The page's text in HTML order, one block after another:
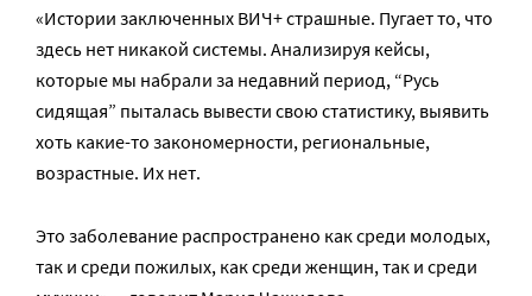
«Истории заключенных ВИЧ+ страшные. Пугает то, что
здесь нет никакой системы. Анализируя кейсы,
которые мы набрали за недавний период, “Русь
сидящая” пыталась вывести свою статистику, выявить
хоть какие-то закономерности, региональные,
возрастные. Их нет.
Это заболевание распространено как среди молодых,
так и среди пожилых, как среди женщин, так и среди